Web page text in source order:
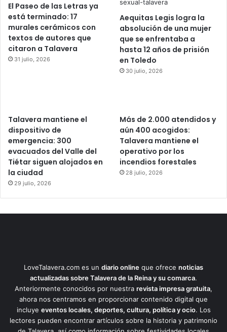
El Paseo de las Letras ya
está terminado: 17
murales cerámicos con
textos de autores que
citaron a Talavera
31 julio, 2026
Aequitas Legis logra la
absolución de una mujer
que se enfrentaba a
hasta 12 años de prisión
en Toledo
30 julio, 2026
Talavera mantiene el
dispositivo de
emergencia: 300
evacuados del Valle del
Tiétar siguen alojados en
la ciudad
29 julio, 2026
Más de 2.000 atendidos y
aún 400 acogidos:
Talavera mantiene el
operativo por los
incendios forestales
28 julio, 2026
LoveTalavera.com es un diario online que ofrece noticias
actualizadas sobre Talavera de la Reina y su comarca.
Anteriormente conocidos por nuestra revista impresa gratuita,
ahora nos centramos en proporcionar contenido digital que
incluye eventos locales, deportes, cultura, política y ocio. Los
lectores pueden encontrar artículos sobre la historia y patrimonio